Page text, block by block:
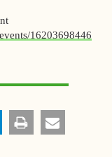
16203698446